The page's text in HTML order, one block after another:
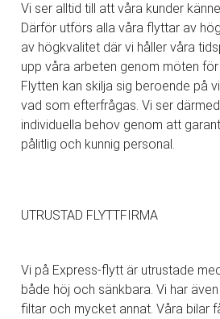
Vi ser alltid till att våra kunder
Därför utförs alla våra flyttar av
av högkvalitet där vi håller våra
upp våra arbeten genom möten
Flytten kan skilja sig beroende på
vad som efterfrågas. Vi ser
individuella behov genom att
pålitlig och kunnig personal.
UTRUSTAD FLYTTFIRMA
Vi på Express-flytt är utrustade
både höj och sänkbara. Vi har
filtar och mycket annat. Våra bilar